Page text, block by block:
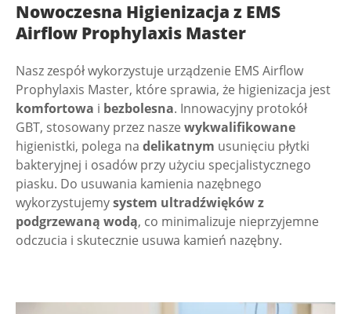
Nowoczesna Higienizacja z EMS
Airflow Prophylaxis Master
Nasz zespół wykorzystuje urządzenie EMS Airflow
Prophylaxis Master, które sprawia, że higienizacja jest
komfortowa i bezbolesna. Innowacyjny protokół
GBT, stosowany przez nasze wykwalifikowane
higienistki, polega na delikatnym usunięciu płytki
bakteryjnej i osadów przy użyciu specjalistycznego
piasku. Do usuwania kamienia nazębnego
wykorzystujemysystem ultradźwięków z
podgrzewaną wodą, co minimalizuje nieprzyjemne
odczucia i skutecznie usuwa kamień nazębny.